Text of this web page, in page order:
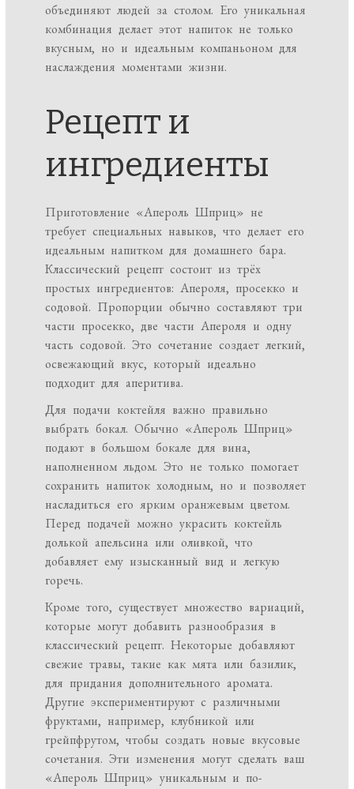
объединяют людей за столом. Его уникальная
комбинация делает этот напиток не только
вкусным, но и идеальным компаньоном для
наслаждения моментами жизни.
Рецепт и
ингредиенты
Приготовление «Апероль Шприц» не
требует специальных навыков, что делает его
идеальным напитком для домашнего бара.
Классический рецепт состоит из трёх
простых ингредиентов: Апероля, просекко и
содовой. Пропорции обычно составляют три
части просекко, две части Апероля и одну
часть содовой. Это сочетание создает легкий,
освежающий вкус, который идеально
подходит для аперитива.
Для подачи коктейля важно правильно
выбрать бокал. Обычно «Апероль Шприц»
подают в большом бокале для вина,
наполненном льдом. Это не только помогает
сохранить напиток холодным, но и позволяет
насладиться его ярким оранжевым цветом.
Перед подачей можно украсить коктейль
долькой апельсина или оливкой, что
добавляет ему изысканный вид и легкую
горечь.
Кроме того, существует множество вариаций,
которые могут добавить разнообразия в
классический рецепт. Некоторые добавляют
свежие травы, такие как мята или базилик,
для придания дополнительного аромата.
Другие экспериментируют с различными
фруктами, например, клубникой или
грейпфрутом, чтобы создать новые вкусовые
сочетания. Эти изменения могут сделать ваш
«Апероль Шприц» уникальным и по-